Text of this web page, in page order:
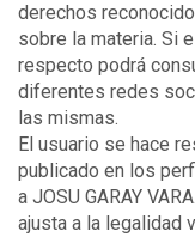
derechos
sobre la materia. Si
respecto podrá
diferentes redes
las mismas.
El usuario se hace
publicado en los
a JOSU GARAY
ajusta a la legalidad